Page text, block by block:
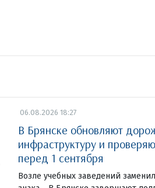
06.08.2026 18:27
В Брянске обновляют
инфраструктуру и
перед 1 сентября
Возле учебных заведений